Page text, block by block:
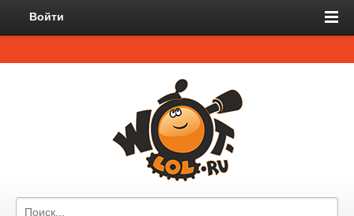
Войти